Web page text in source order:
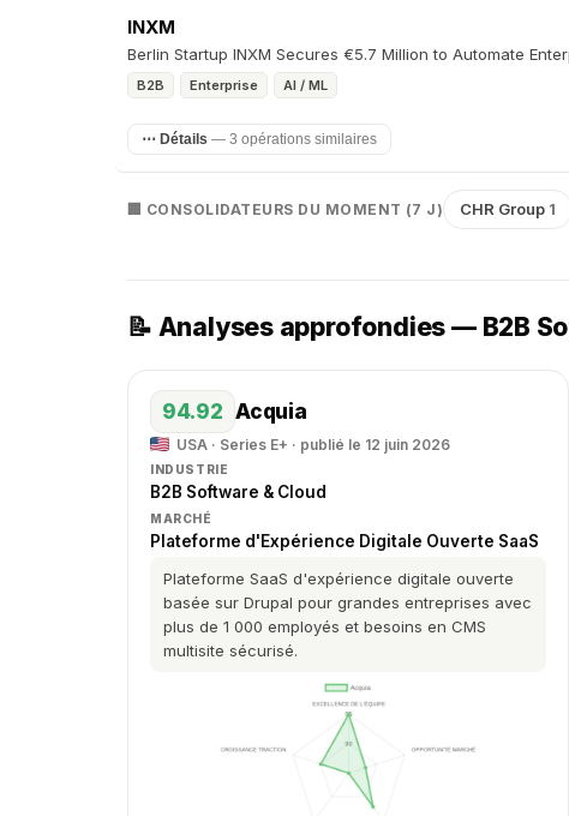
INXM
Berlin Startup INXM Secures €5.7 Million to Automate
B2B Enterprise AI / ML
⋯ Détails — 3 opérations similaires
🏢 CONSOLIDATEURS DU MOMENT (7 J) CHR Group 1
📝 Analyses approfondies — B2B
94.92 Acquia
USA · Series E+ · publié le 12 juin 2026
INDUSTRIE
B2B Software & Cloud
MARCHÉ
Plateforme d'Expérience Digitale Ouverte SaaS
Plateforme SaaS d'expérience digitale ouverte
basée sur Drupal pour grandes entreprises avec
plus de 1 000 employés et besoins en CMS
multisite sécurisé.